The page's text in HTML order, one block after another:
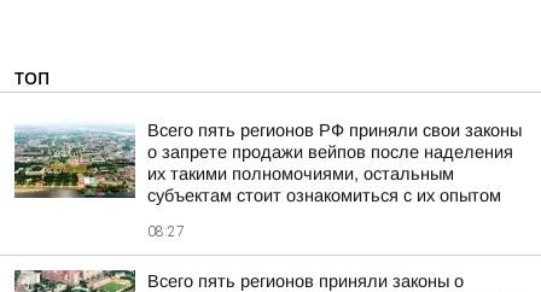
ТОП
Всего пять регионов РФ приняли свои законы
о запрете продажи вейпов после наделения
их такими полномочиями, остальным
субъектам стоит ознакомиться с их опытом
08:27
Всего пять регионов приняли законы о